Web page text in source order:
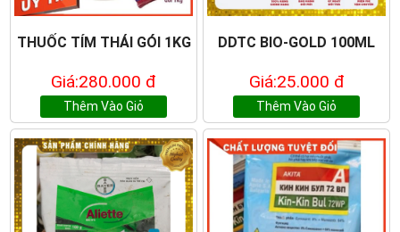
THUỐC TÍM THÁI GÓI 1KG
Giá:280.000 đ
Thêm Vào Giỏ
DDTC BIO-GOLD 100ML
Giá:25.000 đ
Thêm Vào Giỏ